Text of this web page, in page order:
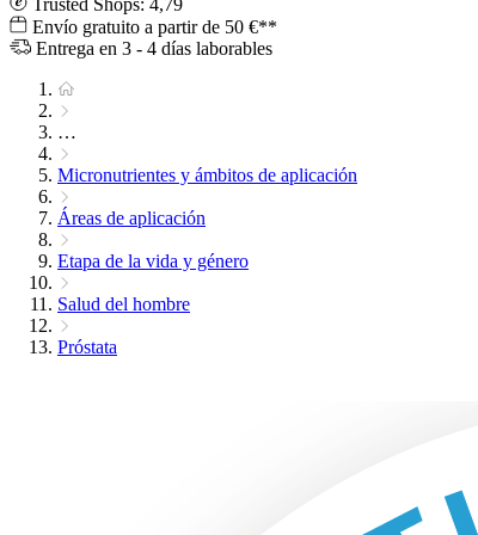
Trusted Shops: 4,79
Envío gratuito a partir de 50 €**
Entrega en 3 - 4 días laborables
…
Micronutrientes y ámbitos de aplicación
Áreas de aplicación
Etapa de la vida y género
Salud del hombre
Próstata